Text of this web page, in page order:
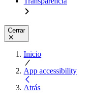
Cerrar
Inicio
App accessibility
Atrás